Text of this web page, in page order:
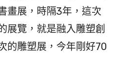
畫展，時隔3年，這次
展覽，就是融入雕塑創
的雕塑展，今年剛好70